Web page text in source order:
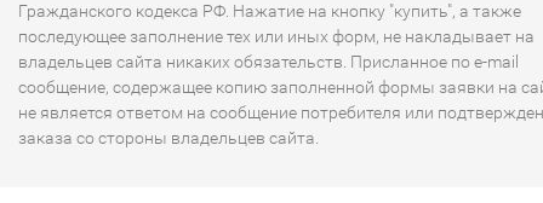
Гражданского кодекса РФ. Нажатие на кнопку "купить", а также
последующее заполнение тех или иных форм, не накладывает на
владельцев сайта никаких обязательств. Присланное по e-mail
сообщение, содержащее копию заполненной формы заявки на
не является ответом на сообщение потребителя или
заказа со стороны владельцев сайта.